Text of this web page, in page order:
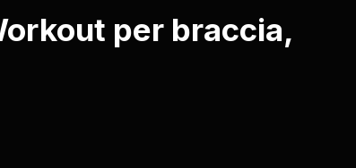
per braccia,